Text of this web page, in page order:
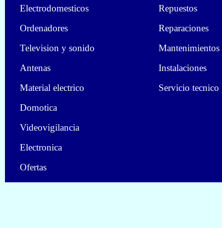
Electrodomesticos
Ordenadores
Television y sonido
Antenas
Material electrico
Domotica
Videovigilancia
Electronica
Ofertas
Repuestos
Reparaciones
Mantenimientos
Instalaciones
Servicio